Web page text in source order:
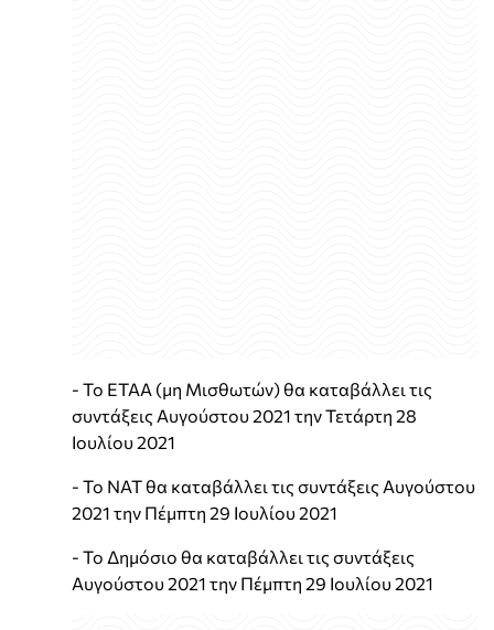
- Το ΕΤΑΑ (μη Μισθωτών) θα καταβάλλει τις
συντάξεις Αυγούστου 2021 την Τετάρτη 28
Ιουλίου 2021
- Το ΝΑΤ θα καταβάλλει τις συντάξεις Αυγούστου
2021 την Πέμπτη 29 Ιουλίου 2021
- Το Δημόσιο θα καταβάλλει τις συντάξεις
Αυγούστου 2021 την Πέμπτη 29 Ιουλίου 2021